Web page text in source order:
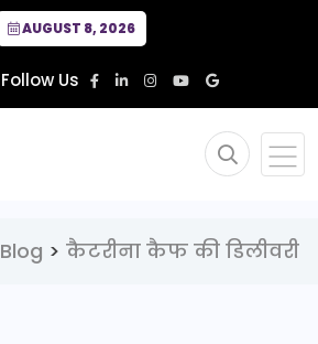
AUGUST 8, 2026
Follow Us
Blog > कैटरीना कैफ की डिलीवरी